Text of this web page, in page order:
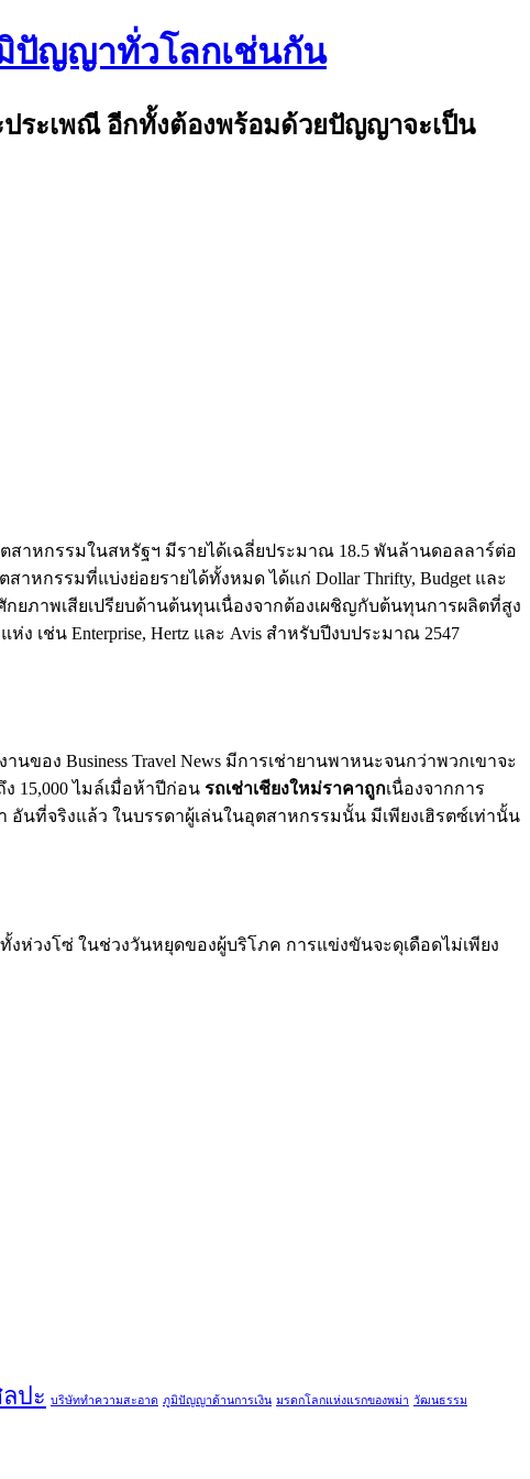
ปัญญาทั่วโลกเช่นกัน
ระเพณี อีกทั้งต้องพร้อมด้วยปัญญาจะเป็น
าหกรรมในสหรัฐฯ มีรายได้เฉลี่ยประมาณ 18.5 พันล้านดอลลาร์ต่อ
กรรมที่แบ่งย่อยรายได้ทั้งหมด ได้แก่ Dollar Thrifty, Budget และ
ยภาพเสียเปรียบด้านต้นทุนเนื่องจากต้องเผชิญกับต้นทุนการผลิตที่สูง
เช่น Enterprise, Hertz และ Avis สำหรับปีงบประมาณ 2547
อง Business Travel News มีการเช่ายานพาหนะจนกว่าพวกเขาจะ
15,000 ไมล์เมื่อห้าปีก่อน รถเช่าเชียงใหม่ราคาถูกเนื่องจากการ
ที่จริงแล้ว ในบรรดาผู้เล่นในอุตสาหกรรมนั้น มีเพียงเฮิรตซ์เท่านั้น
วงโซ่ ในช่วงวันหยุดของผู้บริโภค การแข่งขันจะดุเดือดไม่เพียง
ปะ บริษัททำความสะอาด ภูมิปัญญาด้านการเงิน มรดกโลกแห่งแรกของพม่า วัฒนธรรม